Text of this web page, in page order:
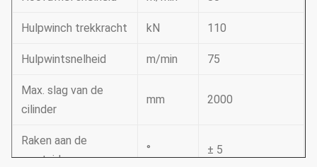
Hulpwinch trekkracht kN 110
Hulpwintsnelheid m/min 75
Max. slag van de
cilinder
mm 2000
Raken aan de
mastside
° ± 5